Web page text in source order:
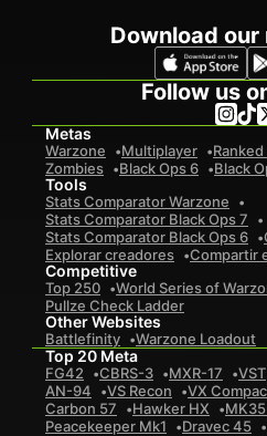
Download our
Follow us
Metas
Warzone Multiplayer Ranked
Zombies
Black Ops 6 Black
Tools
Stats Comparator Warzone
Stats Comparator Black Ops 7
Stats Comparator Black Ops 6
Explorar creadores
Compartir
Competitive
Top 250 World Series of
Pullze Check Ladder
Other Websites
Battlefinity Warzone Loadout
Top 20 Meta
FG42 CBRS-3 MXR-17 VST
AN-94
VS Recon VX
Carbon 57
Hawker HX MK35
Peacekeeper Mk1
Dravec 45